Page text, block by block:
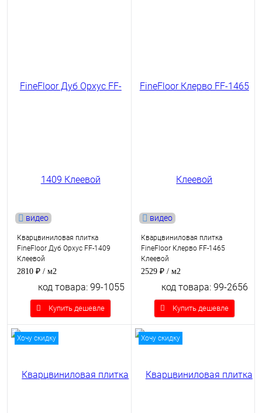
видео
Кварцвиниловая плитка
FineFloor Дуб Орхус FF-1409
Клеевой
2810 ₽ / м2
код товара: 99-1055
Купить дешевле
видео
Кварцвиниловая плитка
FineFloor Клерво FF-1465
Клеевой
2529 ₽ / м2
код товара: 99-2656
Купить дешевле
Хочу скидку Хочу скидку